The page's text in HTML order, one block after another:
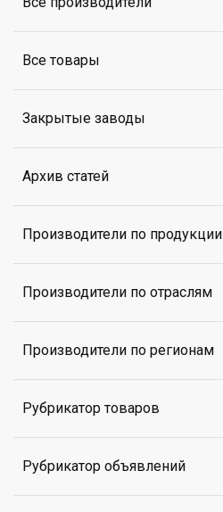
Все товары
Закрытые заводы
Архив статей
Производители по продукции
Производители по отраслям
Производители по регионам
Рубрикатор товаров
Рубрикатор объявлений